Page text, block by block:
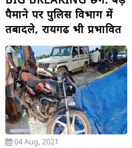
पैमाने पर पुलिस विभाग में
तबादले, रायगढ़ भी प्रभावित
04 Aug, 2021